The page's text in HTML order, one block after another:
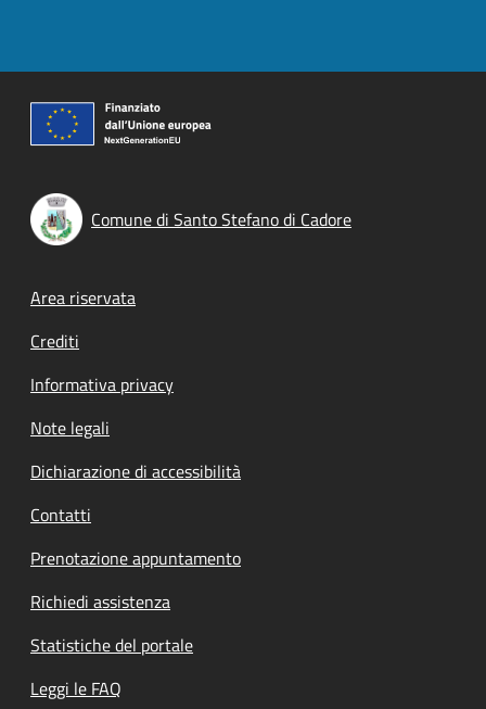
Comune di Santo Stefano di Cadore
Footer menu
Area riservata
Crediti
Informativa privacy
Note legali
Dichiarazione di accessibilità
Contatti
Prenotazione appuntamento
Richiedi assistenza
Statistiche del portale
Leggi le FAQ